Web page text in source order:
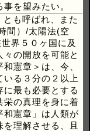
を望みたい。
も呼ばれ、また
間）/太陽法(空
界５０ヶ国に及
の開放を可能と
憲章＞は、今、
る３分の２以上
最も必要とする
栄の真理を身に着
和憲章」は人類が
理解させる、且